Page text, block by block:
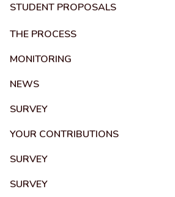
STUDENT PROPOSALS
THE PROCESS
MONITORING
NEWS
SURVEY
YOUR CONTRIBUTIONS
SURVEY
SURVEY